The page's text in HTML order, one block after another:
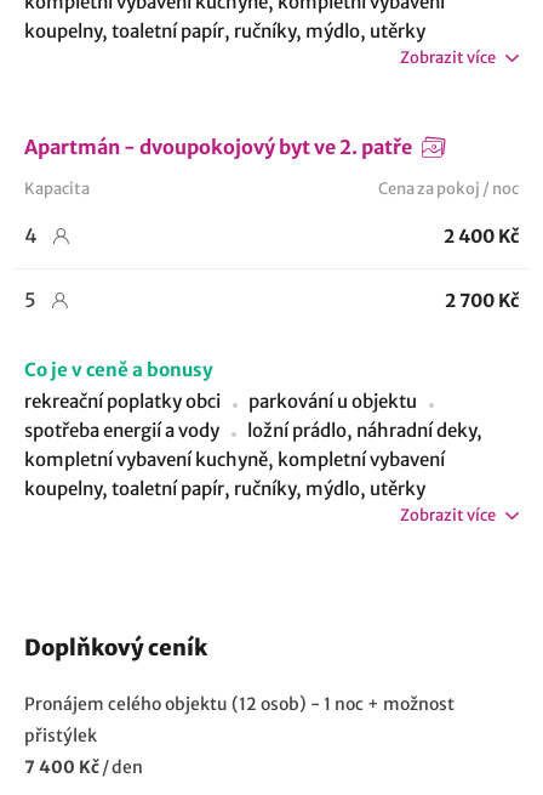
koupelny, toaletní papír, ručníky, mýdlo, utěrky
Zobrazit více
Apartmán - dvoupokojový byt ve 2. patře
Kapacita Cena za pokoj / noc
4 2 400 Kč
5 2 700 Kč
Co je v ceně a bonusy
rekreační poplatky obci
parkování u objektu
spotřeba energií a vody
ložní prádlo, náhradní deky,
kompletní vybavení kuchyně, kompletní vybavení
koupelny, toaletní papír, ručníky, mýdlo, utěrky
Zobrazit více
Doplňkový ceník
Pronájem celého objektu (12 osob) - 1 noc + možnost
přistýlek
7 400 Kč/den